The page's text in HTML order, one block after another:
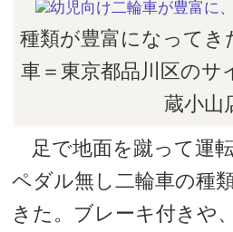
種類が豊富になってき
車＝東京都品川区のサ
蔵小山
足で地面を蹴って運
ペダル無し二輪車の種
きた。ブレーキ付きや